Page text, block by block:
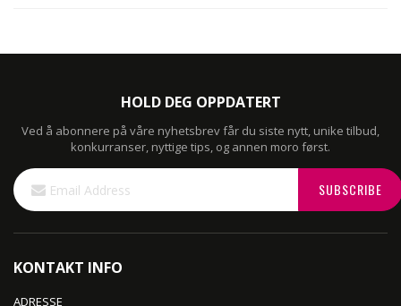
HOLD DEG OPPDATERT
Ved å abonnere på våre nyhetsbrev får du siste nytt, unike tilbud,
konkurranser, nyttige tips, og annen moro først.
Sign
Up
for
SUBSCRIBE
KONTAKT INFO
ADRESSE